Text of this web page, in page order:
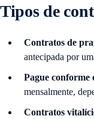
Tipos de
Contratos de
antecipada por
Pague conforme
mensalmente,
Contratos